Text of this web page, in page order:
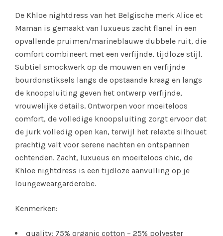
De Khloe nightdress van het Belgische merk Alice et
Maman is gemaakt van luxueus zacht flanel in een
opvallende pruimen/marineblauwe dubbele ruit, die
comfort combineert met een verfijnde, tijdloze stijl.
Subtiel smockwerk op de mouwen en verfijnde
bourdonstiksels langs de opstaande kraag en langs
de knoopsluiting geven het ontwerp verfijnde,
vrouwelijke details. Ontworpen voor moeiteloos
comfort, de volledige knoopsluiting zorgt ervoor dat
de jurk volledig open kan, terwijl het relaxte silhouet
prachtig valt voor serene nachten en ontspannen
ochtenden. Zacht, luxueus en moeiteloos chic, de
Khloe nightdress is een tijdloze aanvulling op je
loungeweargarderobe.
Kenmerken:
quality: 75% organic cotton – 25% polyester